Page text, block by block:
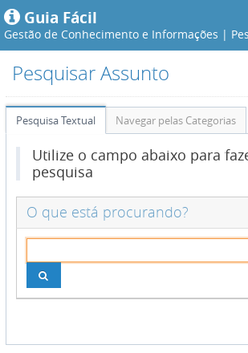
Guia Fácil
Gestão de Conhecimento e Informações |
Pesquisar Assunto
Pesquisa Textual Navegar pelas Categorias
Utilize o campo abaixo para
pesquisa
O que está procurando?